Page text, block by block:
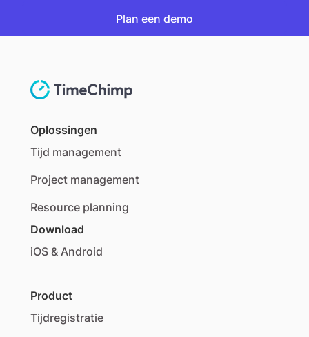
Plan een demo
Oplossingen
Tijd management
Project management
Resource planning
Download
iOS & Android
Product
Tijdregistratie